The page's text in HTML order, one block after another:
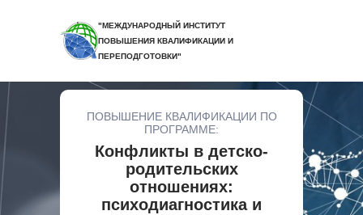
"МЕЖДУНАРОДНЫЙ ИНСТИТУТ
ПОВЫШЕНИЯ КВАЛИФИКАЦИИ И
ПЕРЕПОДГОТОВКИ"
ПОВЫШЕНИЕ КВАЛИФИКАЦИИ ПО
ПРОГРАММЕ:
Конфликты в детско-
родительских
отношениях:
психодиагностика и